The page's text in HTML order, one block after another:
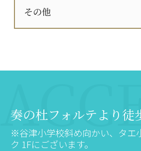
その他
奏の杜フォルテより徒
※谷津小学校斜め向かい、タエ
ク 1Fにございます。